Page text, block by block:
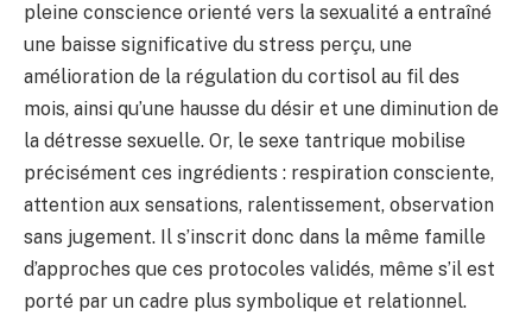
pleine conscience orienté vers la sexualité a entraîné
une baisse significative du stress perçu, une
amélioration de la régulation du cortisol au fil des
mois, ainsi qu’une hausse du désir et une diminution de
la détresse sexuelle. Or, le sexe tantrique mobilise
précisément ces ingrédients : respiration consciente,
attention aux sensations, ralentissement, observation
sans jugement. Il s’inscrit donc dans la même famille
d’approches que ces protocoles validés, même s’il est
porté par un cadre plus symbolique et relationnel.